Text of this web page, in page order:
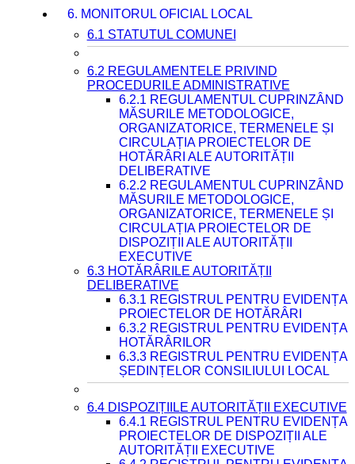
6. MONITORUL OFICIAL LOCAL
6.1 STATUTUL COMUNEI
6.2 REGULAMENTELE PRIVIND
PROCEDURILE ADMINISTRATIVE
6.2.1 REGULAMENTUL CUPRINZÂND
MĂSURILE METODOLOGICE,
ORGANIZATORICE, TERMENELE ȘI
CIRCULAȚIA PROIECTELOR DE
HOTĂRÂRI ALE AUTORITĂȚII
DELIBERATIVE
6.2.2 REGULAMENTUL CUPRINZÂND
MĂSURILE METODOLOGICE,
ORGANIZATORICE, TERMENELE ȘI
CIRCULAȚIA PROIECTELOR DE
DISPOZIȚII ALE AUTORITĂȚII
EXECUTIVE
6.3 HOTĂRÂRILE AUTORITĂȚII
DELIBERATIVE
6.3.1 REGISTRUL PENTRU EVIDENȚA
PROIECTELOR DE HOTĂRÂRI
6.3.2 REGISTRUL PENTRU EVIDENȚA
HOTĂRÂRILOR
6.3.3 REGISTRUL PENTRU EVIDENȚA
ȘEDINȚELOR CONSILIULUI LOCAL
6.4 DISPOZIȚIILE AUTORITĂȚII EXECUTIVE
6.4.1 REGISTRUL PENTRU EVIDENȚA
PROIECTELOR DE DISPOZIȚII ALE
AUTORITĂȚII EXECUTIVE